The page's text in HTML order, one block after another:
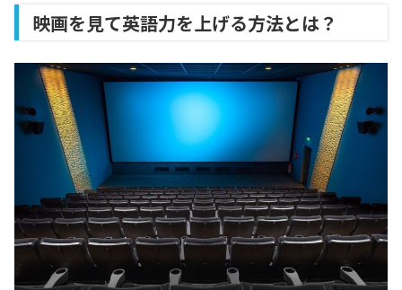
映画を見て英語力を上げる方法とは？